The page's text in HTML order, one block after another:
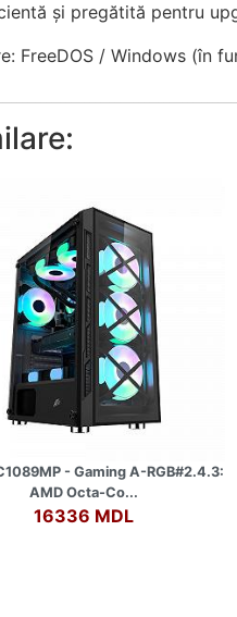
și pregătită pentru
FreeDOS / Windows (în
- Gaming A-RGB#2.4.3:
AMD Octa-Co...
16336 MDL